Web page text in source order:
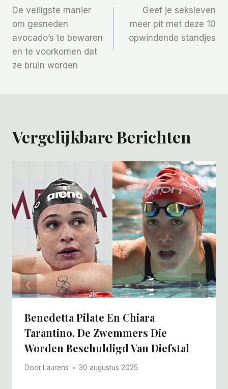
Navigatie
De veiligste manier
om gesneden
avocado’s te bewaren
en te voorkomen dat
ze bruin worden
Geef je seksleven
meer pit met deze 10
opwindende standjes
Vergelijkbare Berichten
Benedetta Pilate En Chiara
Tarantino, De Zwemmers Die
Worden Beschuldigd Van Diefstal
Door Laurens 30 augustus 2025